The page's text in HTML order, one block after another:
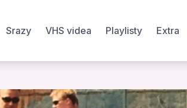
Srazy VHS videa Playlisty Extra